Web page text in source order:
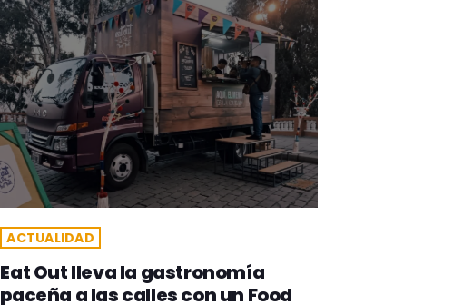
ACTUALIDAD
Eat Out lleva la gastronomía
paceña a las calles con un Food